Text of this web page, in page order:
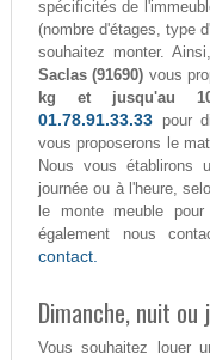
spécificités de
(nombre d'étages, type
souhaitez monter.
Saclas (91690) vous
kg et jusqu'au
01.78.91.33.33pour
vous proposerons le
Nous vous
journée ou à l'heure,
le monte meuble
également nous
contact.
Dimanche, nuit
Vous souhaitez louer